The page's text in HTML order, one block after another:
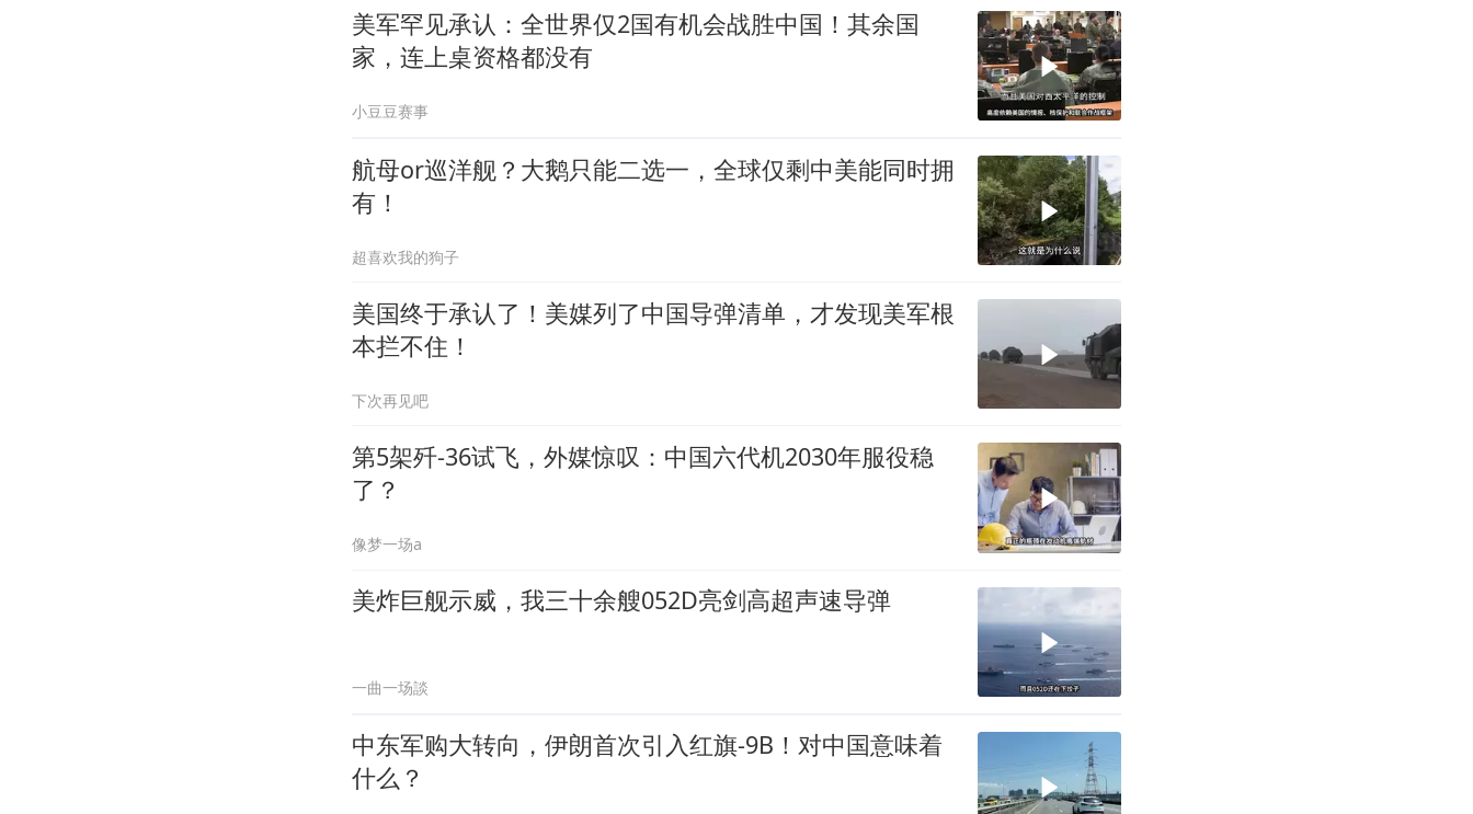
美军罕见承认：全世界仅2国有机会战胜中国！其余国
家，连上桌资格都没有
小豆豆赛事
航母or巡洋舰？大鹅只能二选一，全球仅剩中美能同时拥
有！
超喜欢我的狗子
美国终于承认了！美媒列了中国导弹清单，才发现美军根
本拦不住！
下次再见吧
第5架歼-36试飞，外媒惊叹：中国六代机2030年服役稳
了？
像梦一场a
美炸巨舰示威，我三十余艘052D亮剑高超声速导弹
一曲一场談
中东军购大转向，伊朗首次引入红旗-9B！对中国意味着
什么？